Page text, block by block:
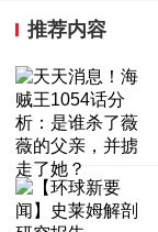
推荐内容